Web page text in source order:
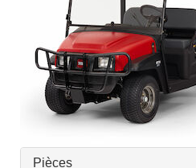
Pièces